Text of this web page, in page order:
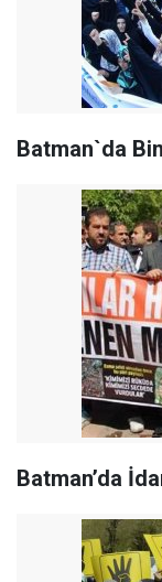
Batman`da
Batman’da